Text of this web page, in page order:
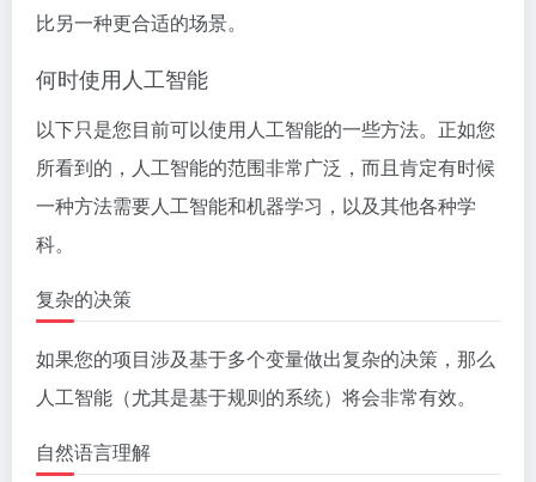
比另一种更合适的场景。
何时使用人工智能
以下只是您目前可以使用人工智能的一些方法。正如您
所看到的，人工智能的范围非常广泛，而且肯定有时候
一种方法需要人工智能和机器学习，以及其他各种学
科。
复杂的决策
如果您的项目涉及基于多个变量做出复杂的决策，那么
人工智能（尤其是基于规则的系统）将会非常有效。
自然语言理解